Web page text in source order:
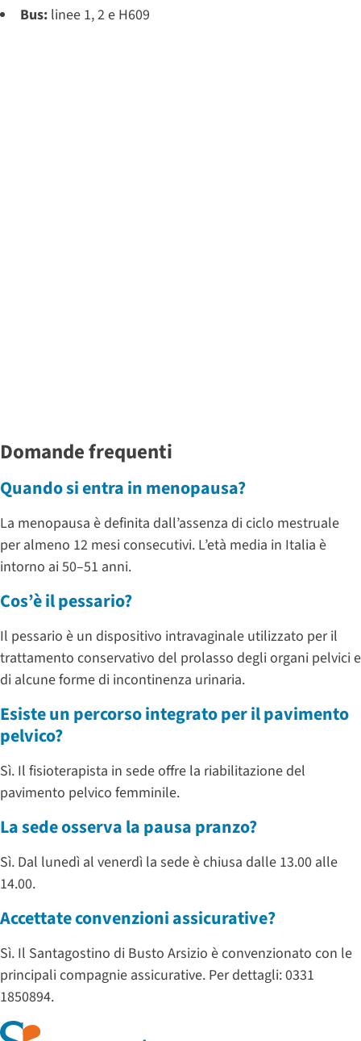
Bus: linee 1, 2 e H609
Domande frequenti
Quando si entra in menopausa?
La menopausa è definita dall’assenza di ciclo mestruale
per almeno 12 mesi consecutivi. L’età media in Italia è
intorno ai 50–51 anni.
Cos’è il pessario?
Il pessario è un dispositivo intravaginale utilizzato per il
trattamento conservativo del prolasso degli organi pelvici e
di alcune forme di incontinenza urinaria.
Esiste un percorso integrato per il pavimento
pelvico?
Sì. Il fisioterapista in sede offre la riabilitazione del
pavimento pelvico femminile.
La sede osserva la pausa pranzo?
Sì. Dal lunedì al venerdì la sede è chiusa dalle 13.00 alle
14.00.
Accettate convenzioni assicurative?
Sì. Il Santagostino di Busto Arsizio è convenzionato con le
principali compagnie assicurative. Per dettagli: 0331
1850894.